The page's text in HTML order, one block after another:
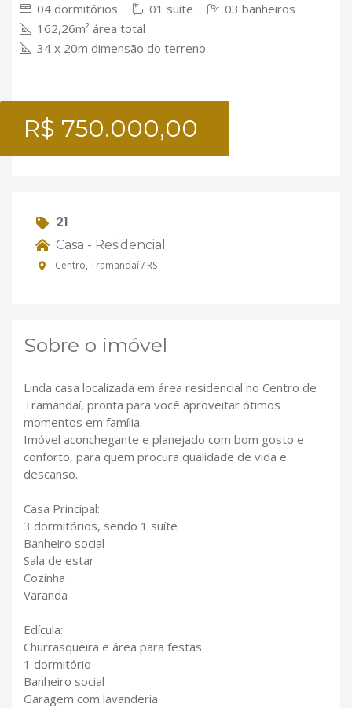
04 dormitórios 01 suíte
03 banheiros
162,26m² área total
34 x 20m dimensão do terreno
R$ 750.000,00
21
Casa - Residencial
Centro, Tramandaí / RS
Sobre o imóvel
Linda casa localizada em área residencial no Centro de
Tramandaí, pronta para você aproveitar ótimos
momentos em família.
Imóvel aconchegante e planejado com bom gosto e
conforto, para quem procura qualidade de vida e
descanso.
Casa Principal:
3 dormitórios, sendo 1 suíte
Banheiro social
Sala de estar
Cozinha
Varanda
Edícula:
Churrasqueira e área para festas
1 dormitório
Banheiro social
Garagem com lavanderia